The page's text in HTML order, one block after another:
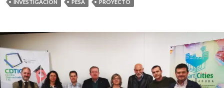
INVESTIGACIÓN PESA PROYECTO